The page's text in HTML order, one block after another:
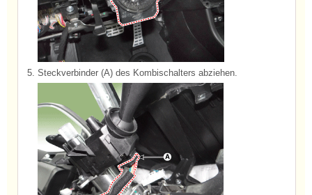
5. Steckverbinder (A) des Kombischalters abziehen.